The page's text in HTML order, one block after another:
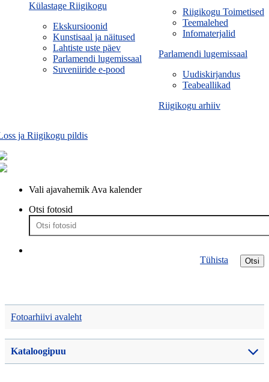
Riigikogu Toimetised
Teemalehed
Infomaterjalid
Parlamendi lugemissaal
Uudiskirjandus
Teabeallikad
Riigikogu arhiiv
Külastage Riigikogu
Ekskursioonid
Kunstisaal ja näitused
Lahtiste uste päev
Parlamendi lugemissaal
Suveniiride e-pood
ja Riigikogu pildis
Vali ajavahemik Ava kalender
Otsi fotosid
Otsi
Tühista
Fotoarhiivi avaleht
Kataloogipuu